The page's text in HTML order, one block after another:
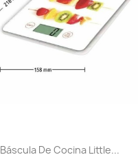
Báscula De Cocina Little...